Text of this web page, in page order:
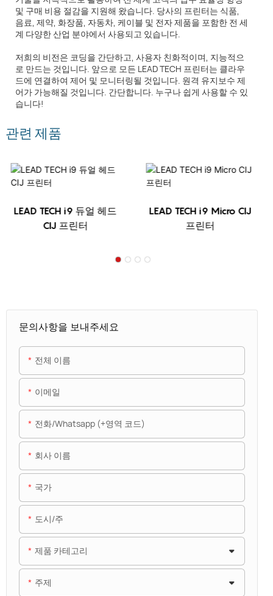
및 구매 비용 절감을 지원해 왔습니다. 당사의 프린터는 식품,
음료, 제약, 화장품, 자동차, 케이블 및 전자 제품을 포함한 전 세
계 다양한 산업 분야에서 사용되고 있습니다.
저희의 비전은 코딩을 간단하고, 사용자 친화적이며, 지능적으
로 만드는 것입니다. 앞으로 모든 LEAD TECH 프린터는 클라우
드에 연결하여 제어 및 모니터링될 것입니다. 원격 유지보수 제
어가 가능해질 것입니다. 간단합니다. 누구나 쉽게 사용할 수 있
습니다!
관련 제품
LEAD TECH i9 듀얼 헤드
CIJ 프린터
LEAD TECH i9 Micro CIJ
프린터
문의사항을 보내주세요
전체 이름
이메일
전화/whatsapp (+영역 코드)
회사 이름
국가
도시/주
제품 카테고리
주제